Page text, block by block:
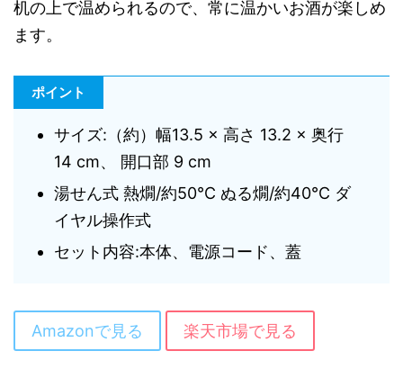
机の上で温められるので、常に温かいお酒が楽しめ
ます。
ポイント
サイズ:（約）幅13.5 × 高さ 13.2 × 奥行
14 cm、 開口部 9 cm
湯せん式 熱燗/約50℃ ぬる燗/約40℃ ダ
イヤル操作式
セット内容:本体、電源コード、蓋
Amazonで見る 楽天市場で見る